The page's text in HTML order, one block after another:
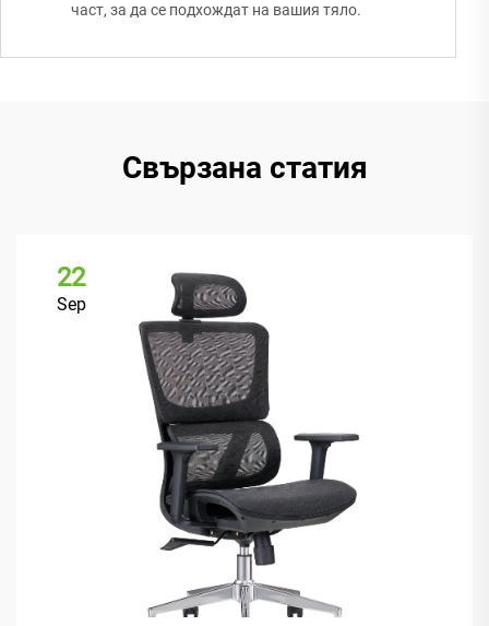
част, за да се подхождат на вашия тяло.
Свързана статия
22
Sep